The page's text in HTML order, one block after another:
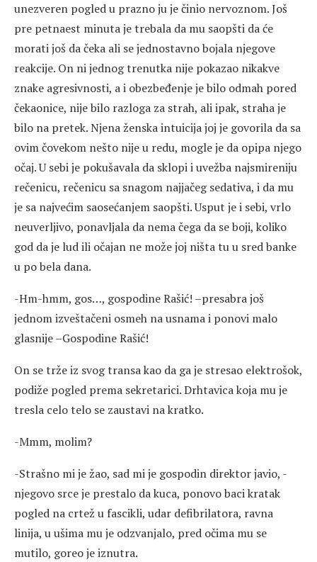
unezveren pogled u prazno ju je činio nervoznom. Još
pre petnaest minuta je trebala da mu saopšti da će
morati još da čeka ali se jednostavno bojala njegove
reakcije. On ni jednog trenutka nije pokazao nikakve
znake agresivnosti, a i obezbeđenje je bilo odmah pored
čekaonice, nije bilo razloga za strah, ali ipak, straha je
bilo na pretek. Njena ženska intuicija joj je govorila da sa
ovim čovekom nešto nije u redu, mogle je da opipa njego
očaj. U sebi je pokušavala da sklopi i uvežba najsmireniju
rečenicu, rečenicu sa snagom najjačeg sedativa, i da mu
je sa najvećim saosećanjem saopšti. Usput je i sebi, vrlo
neuverljivo, ponavljala da nema čega da se boji, koliko
god da je lud ili očajan ne može joj ništa tu u sred banke
u po bela dana.
-Hm-hmm, gos…, gospodine Rašić! –presabra još
jednom izveštačeni osmeh na usnama i ponovi malo
glasnije –Gospodine Rašić!
On se trže iz svog transa kao da ga je stresao elektrošok,
podiže pogled prema sekretarici. Drhtavica koja mu je
tresla celo telo se zaustavi na kratko.
-Mmm, molim?
-Strašno mi je žao, sad mi je gospodin direktor javio, -
njegovo srce je prestalo da kuca, ponovo baci kratak
pogled na crtež u fascikli, udar defibrilatora, ravna
linija, u ušima mu je odzvanjalo, pred očima mu se
mutilo, goreo je iznutra.